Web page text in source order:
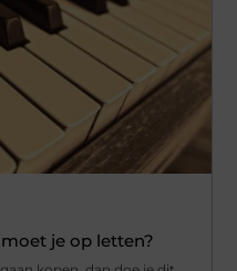
je op letten?